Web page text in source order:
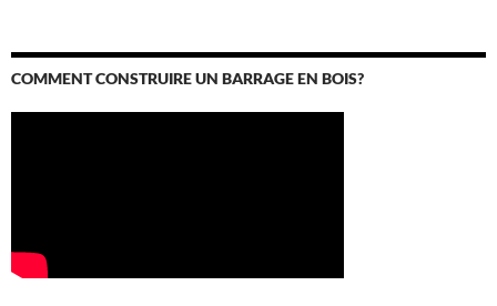
COMMENT CONSTRUIRE UN BARRAGE EN BOIS?